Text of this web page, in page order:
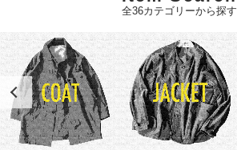
全36カテゴリーから探す